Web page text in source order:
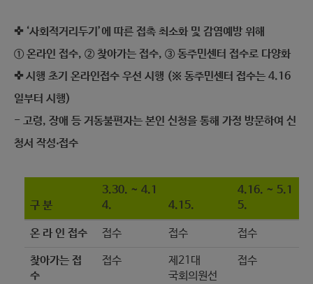
✜ ‘사회적거리두기’에 따른 접촉 최소화 및 감염예방 위해
① 온라인 접수, ② 찾아가는 접수, ③ 동주민센터 접수로 다양화
✜ 시행 초기 온라인접수 우선 시행 (※ 동주민센터 접수는 4.16
일부터 시행)
- 고령, 장애 등 거동불편자는 본인 신청을 통해 가정 방문하여 신
청서 작성‧접수
구 분
3.30. ~ 4.1
4.
4.15.
4.16. ~ 5.1
5.
온 라 인 접수 접수 접수 접수
찾아가는 접
수
접수
제21대
국회의원선
접수